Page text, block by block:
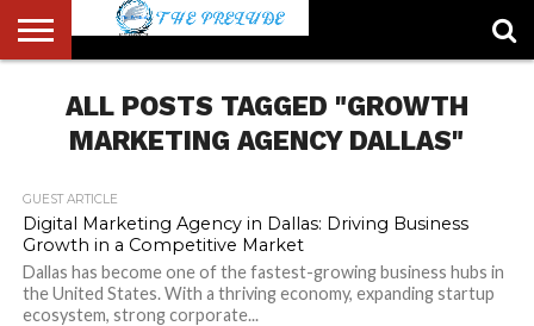
US
ACCOUNT
AUTHORS
LIST
FULL-
WIDTH
PAGE
HOME
LATEST
NEWS
LOGIN
LOGOUT
MEMBERS
PASSWORD
RESET
REGISTER
SAMPLE
PAGE
TYPOGRAPHY
USER
ALL POSTS TAGGED "GROWTH
MARKETING AGENCY DALLAS"
GUEST ARTICLE
Digital Marketing Agency in Dallas: Driving Business
Growth in a Competitive Market
Dallas has become one of the fastest-growing business hubs in
the United States. With a thriving economy, expanding startup
ecosystem, strong corporate...